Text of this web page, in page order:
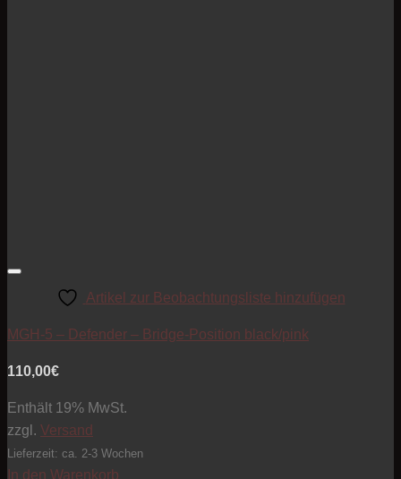
Artikel zur Beobachtungsliste hinzufügen
MGH-5 – Defender – Bridge-Position black/pink
110,00€
Enthält 19% MwSt.
zzgl. Versand
Lieferzeit: ca. 2-3 Wochen
In den Warenkorb